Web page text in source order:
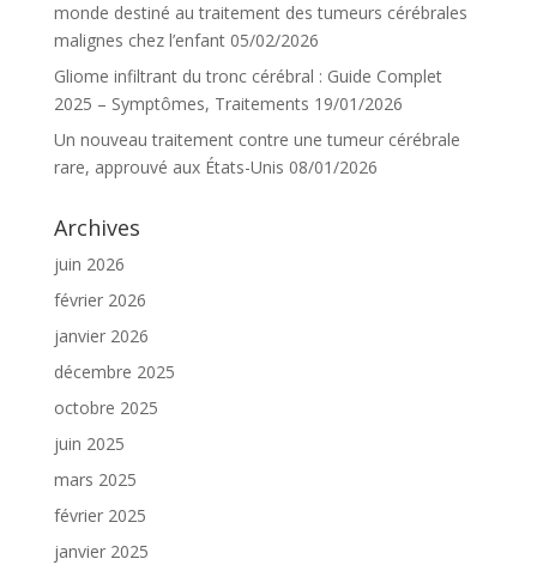
monde destiné au traitement des tumeurs cérébrales
malignes chez l’enfant 05/02/2026
Gliome infiltrant du tronc cérébral : Guide Complet
2025 – Symptômes, Traitements 19/01/2026
Un nouveau traitement contre une tumeur cérébrale
rare, approuvé aux États-Unis 08/01/2026
Archives
juin 2026
février 2026
janvier 2026
décembre 2025
octobre 2025
juin 2025
mars 2025
février 2025
janvier 2025